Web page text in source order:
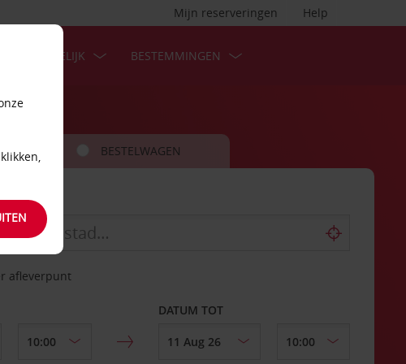
Help
Mijn reserveringen
ZAKELIJK BESTEMMINGEN
BESTELWAGEN
afleverpunt
DATUM TOT